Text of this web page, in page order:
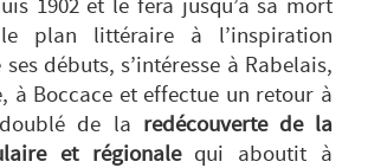
1902 et le fera jusqu’à sa mort
plan littéraire à l’inspiration
débuts, s’intéresse à Rabelais,
à Boccace et effectue un retour à
de la redécouverte de la
et régionalequi aboutit à